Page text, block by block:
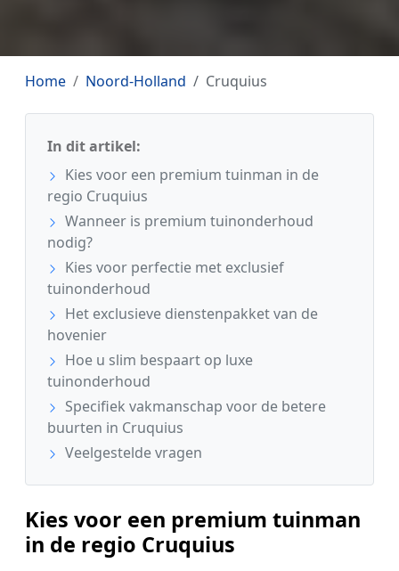
Home Noord-Holland Cruquius
In dit artikel:
Kies voor een premium tuinman in de
regio Cruquius
Wanneer is premium tuinonderhoud
nodig?
Kies voor perfectie met exclusief
tuinonderhoud
Het exclusieve dienstenpakket van de
hovenier
Hoe u slim bespaart op luxe
tuinonderhoud
Specifiek vakmanschap voor de betere
buurten in Cruquius
Veelgestelde vragen
Kies voor een premium tuinman
in de regio Cruquius